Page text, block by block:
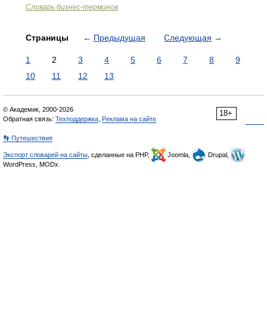
Словарь бизнес-терминов
Страницы ← Предыдущая Следующая →
1 2 3 4 5 6 7 8
9
10
11 12 13
18+
© Академик, 2000-2026
Обратная связь: Техподдержка Реклама на сайте
👣 Путешествия
Экспорт словарей на сайты , сделанные на PHP, Joomla,
Drupal,
WordPress, MODx.